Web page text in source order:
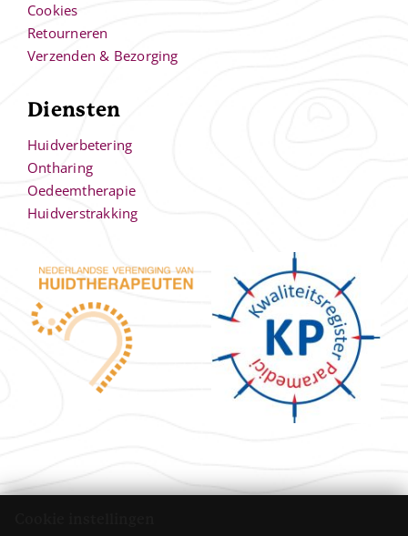
Cookies
Retourneren
Verzenden & Bezorging
Diensten
Huidverbetering
Ontharing
Oedeemtherapie
Huidverstrakking